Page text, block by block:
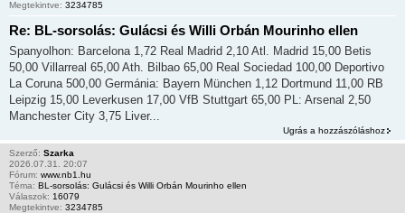
Megtekintve: 3234785
Re: BL-sorsolás: Gulácsi és Willi Orbán Mourinho ellen
Spanyolhon: Barcelona 1,72 Real Madrid 2,10 Atl. Madrid 15,00 Betis
50,00 Villarreal 65,00 Ath. Bilbao 65,00 Real Sociedad 100,00 Deportivo
La Coruna 500,00 Germánia: Bayern München 1,12 Dortmund 11,00 RB
Leipzig 15,00 Leverkusen 17,00 VfB Stuttgart 65,00 PL: Arsenal 2,50
Manchester City 3,75 Liver...
Ugrás a hozzászóláshoz
Szerző: Szarka
2026.07.31. 20:07
Fórum: www.nb1.hu
Téma: BL-sorsolás: Gulácsi és Willi Orbán Mourinho ellen
Válaszok: 16079
Megtekintve: 3234785